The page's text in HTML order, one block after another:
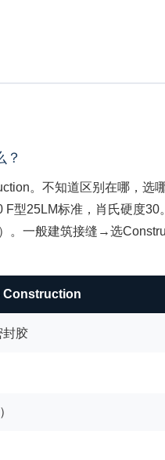
？
。不知道区别在哪，选
型25LM标准，肖氏硬度
一般建筑接缝→选
Construction
封胶